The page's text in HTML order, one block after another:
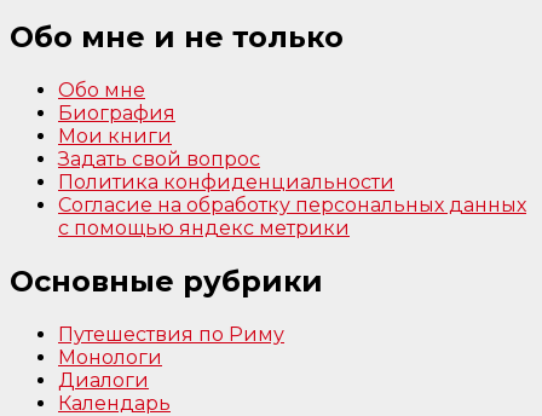
Обо мне и не только
Обо мне
Биография
Мои книги
Задать свой вопрос
Политика конфиденциальности
Согласие на обработку персональных данных
с помощью яндекс метрики
Основные рубрики
Путешествия по Риму
Монологи
Диалоги
Календарь